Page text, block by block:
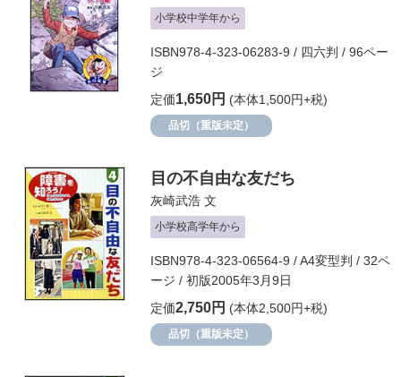
小学校中学年から
ISBN978-4-323-06283-9 / 四六判 / 96ペー
ジ
定価1,650円 (本体1,500円+税)
品切（重版未定）
目の不自由な友だち
灰崎武浩 文
小学校高学年から
ISBN978-4-323-06564-9 / A4変型判 / 32ペ
ージ / 初版2005年3月9日
定価2,750円 (本体2,500円+税)
品切（重版未定）